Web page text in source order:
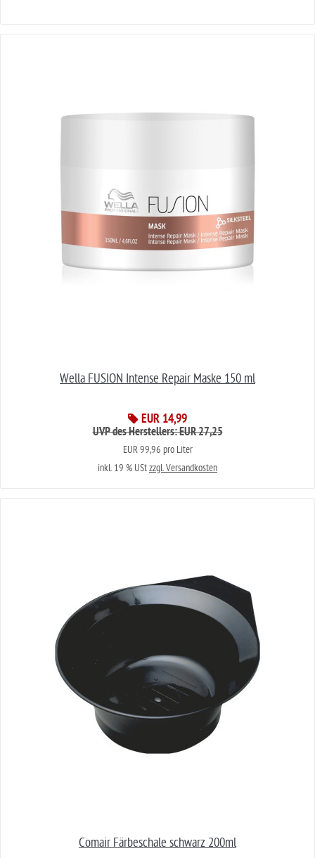
Wella FUSION Intense Repair Maske 150 ml
EUR 14,99
UVP des Herstellers: EUR 27,25
EUR 99,96 pro Liter
inkl. 19 % UStzzgl. Versandkosten
Comair Färbeschale schwarz 200ml